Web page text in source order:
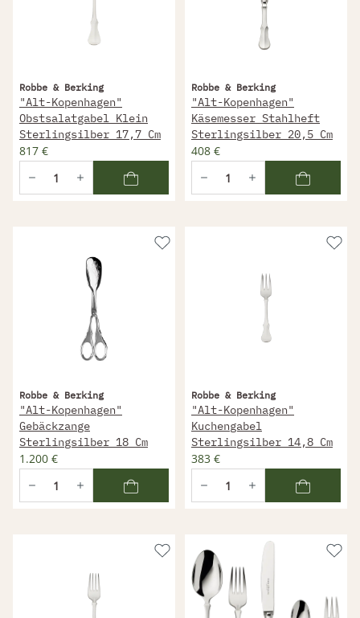
Robbe & Berking
"Alt-Kopenhagen"
Obstsalatgabel Klein
Sterlingsilber 17,7 Cm
817 €
Robbe & Berking
"Alt-Kopenhagen"
Käsemesser Stahlheft
Sterlingsilber 20,5 Cm
408 €
Robbe & Berking
"Alt-Kopenhagen"
Gebäckzange
Sterlingsilber 18 Cm
1.200 €
Robbe & Berking
"Alt-Kopenhagen"
Kuchengabel
Sterlingsilber 14,8 Cm
383 €